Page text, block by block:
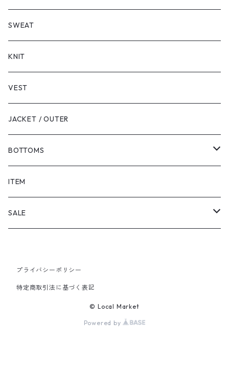
LONG SLEEVE
SHORT SLEEVE
LONG SLEEVE
SWEAT
KNIT
VEST
JACKET / OUTER
BOTTOMS
SHORTS
PANTS
ITEM
SALE
PANTS
プライバシーポリシー
特定商取引法に基づく表記
© Local Market
Powered by